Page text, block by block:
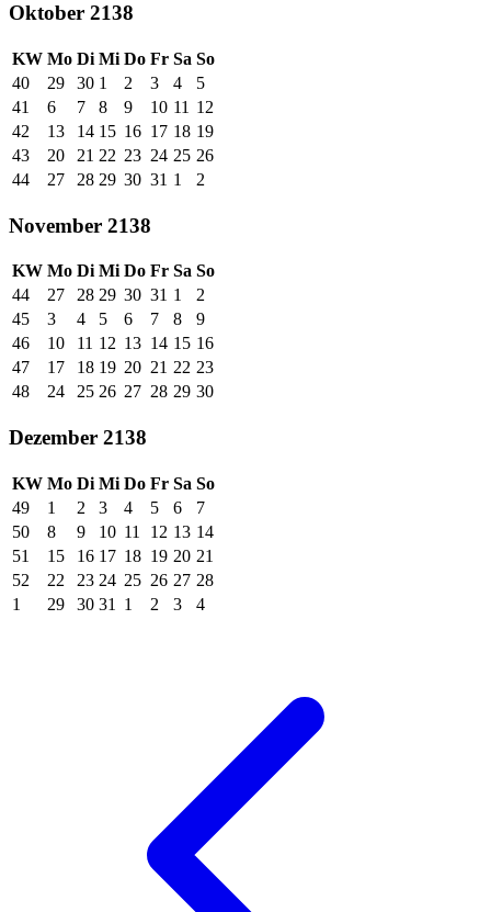
Oktober 2138
KW Mo Di Mi Do Fr Sa So
40
29 30 1 2 3 4
5
41
6 7 8 9 10 11 12
42
13 14 15 16 17 18 19
43
20 21 22 23 24 25 26
44
27 28 29 30 31 1 2
November 2138
KW Mo Di Mi Do Fr Sa So
44
27 28 29 30 31 1
2
45
3 4 5 6 7 8
9
46
10 11 12 13 14 15 16
47
17 18 19 20 21 22 23
48
24 25 26 27 28 29 30
Dezember 2138
KW Mo Di Mi Do Fr Sa So
49
1 2 3 4 5 6
7
50
8 9 10 11 12 13 14
51
15 16 17 18 19 20 21
52
22 23 24 25 26 27 28
1
29 30 31 1 2 3 4